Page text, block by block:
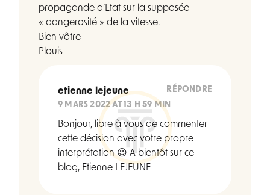
propagande d’Etat sur la supposée
« dangerosité » de la vitesse.
Bien vôtre
Plouis
etienne lejeune
9 MARS 2022 AT 13 H 59 MIN
RÉPONDRE
Bonjour, libre à vous de commenter
cette décision avec votre propre
interprétation 😉 A bientôt sur ce
blog, Etienne LEJEUNE